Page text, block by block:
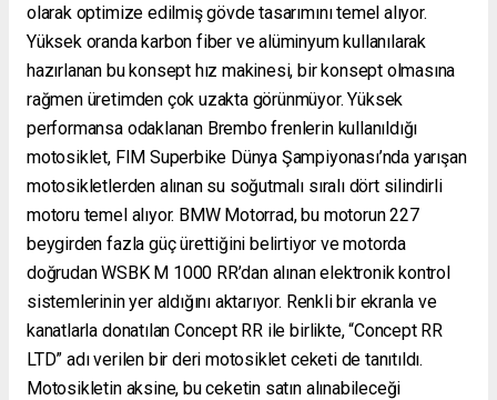
olarak optimize edilmiş gövde tasarımını temel alıyor.
Yüksek oranda karbon fiber ve alüminyum kullanılarak
hazırlanan bu konsept hız makinesi, bir konsept olmasına
rağmen üretimden çok uzakta görünmüyor. Yüksek
performansa odaklanan Brembo frenlerin kullanıldığı
motosiklet, FIM Superbike Dünya Şampiyonası’nda yarışan
motosikletlerden alınan su soğutmalı sıralı dört silindirli
motoru temel alıyor. BMW Motorrad, bu motorun 227
beygirden fazla güç ürettiğini belirtiyor ve motorda
doğrudan WSBK M 1000 RR’dan alınan elektronik kontrol
sistemlerinin yer aldığını aktarıyor. Renkli bir ekranla ve
kanatlarla donatılan Concept RR ile birlikte, “Concept RR
LTD” adı verilen bir deri motosiklet ceketi de tanıtıldı.
Motosikletin aksine, bu ceketin satın alınabileceği